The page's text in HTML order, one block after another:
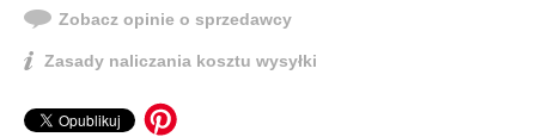
Zobacz opinie o sprzedawcy
Zasady naliczania kosztu wysyłki